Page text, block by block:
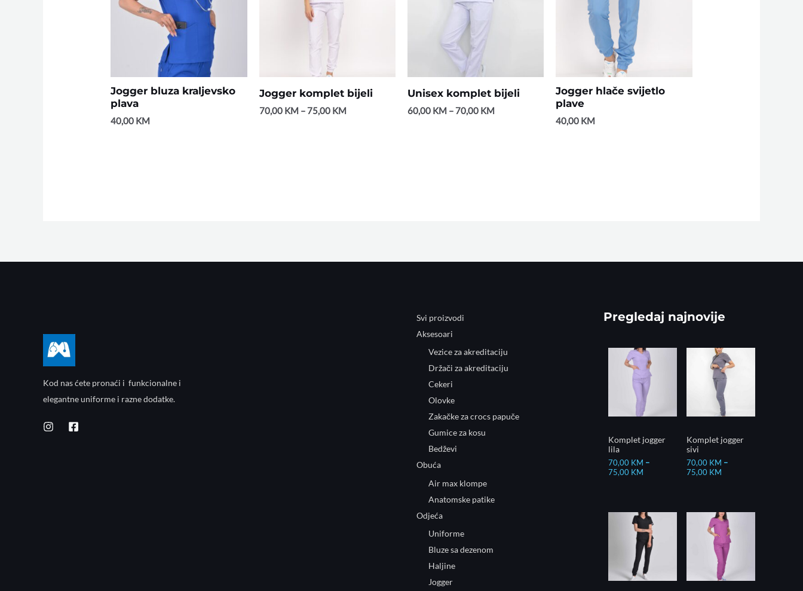
Jogger bluza kraljevsko
plava
40,00 KM
Jogger komplet bijeli
70,00 KM – 75,00 KM
Unisex komplet bijeli
60,00 KM – 70,00 KM
Jogger hlače svijetlo
plave
40,00 KM
Kod nas ćete pronaći i funkcionalne i
elegantne uniforme i razne dodatke.
Svi proizvodi
Aksesoari
Vezice za akreditaciju
Držači za akreditaciju
Cekeri
Olovke
Zakačke za crocs papuče
Gumice za kosu
Bedževi
Obuća
Air max klompe
Anatomske patike
Odjeća
Uniforme
Bluze sa dezenom
Haljine
Jogger
Pregledaj najnovije
Komplet jogger
lila
70,00 KM –
75,00 KM
Komplet jogger
sivi
70,00 KM –
75,00 KM